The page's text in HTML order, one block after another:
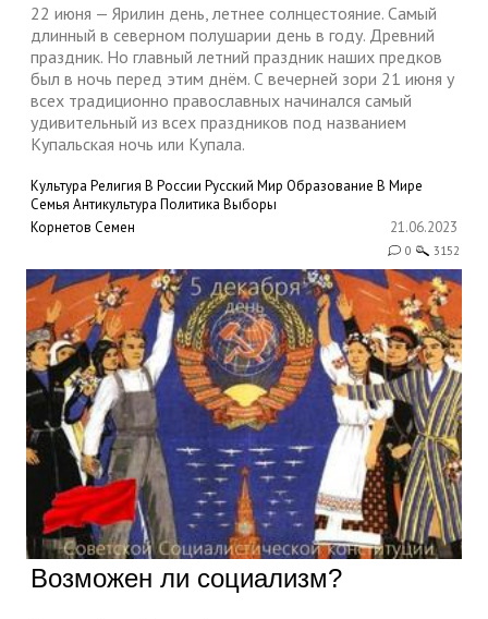
22 июня — Ярилин день, летнее солнцестояние. Самый
длинный в северном полушарии день в году. Древний
праздник. Но главный летний праздник наших предков
был в ночь перед этим днём. С вечерней зори 21 июня у
всех традиционно православных начинался самый
удивительный из всех праздников под названием
Купальская ночь или Купала.
Культура Религия В России Русский Мир Образование В Мире
Семья Антикультура Политика Выборы
Корнетов Семен
21.06.2023
0 3152
Возможен ли социализм?